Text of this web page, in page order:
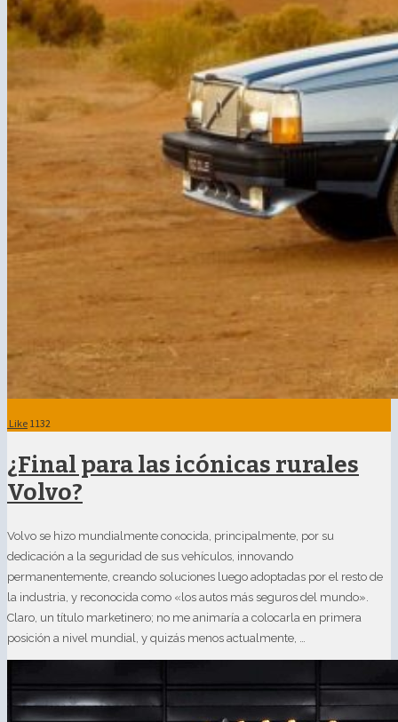
Like 1132
¿Final para las icónicas rurales
Volvo?
Volvo se hizo mundialmente conocida, principalmente, por su
dedicación a la seguridad de sus vehículos, innovando
permanentemente, creando soluciones luego adoptadas por el resto de
la industria, y reconocida como «los autos más seguros del mundo».
Claro, un título marketinero; no me animaría a colocarla en primera
posición a nivel mundial, y quizás menos actualmente, …